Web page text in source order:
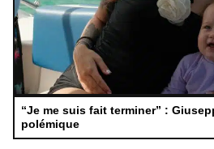
“Je me suis fait terminer” :
polémique